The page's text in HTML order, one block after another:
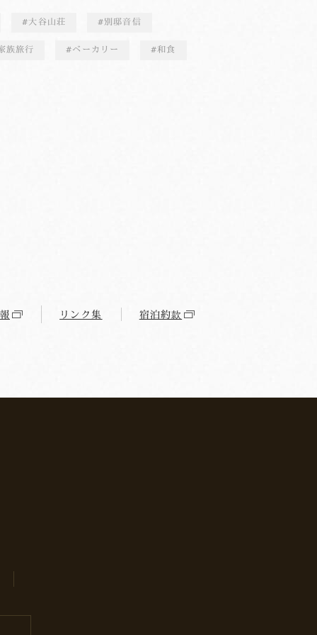
大谷山荘 別邸音信
族旅行 ベーカリー 和食
リンク集 宿泊約款